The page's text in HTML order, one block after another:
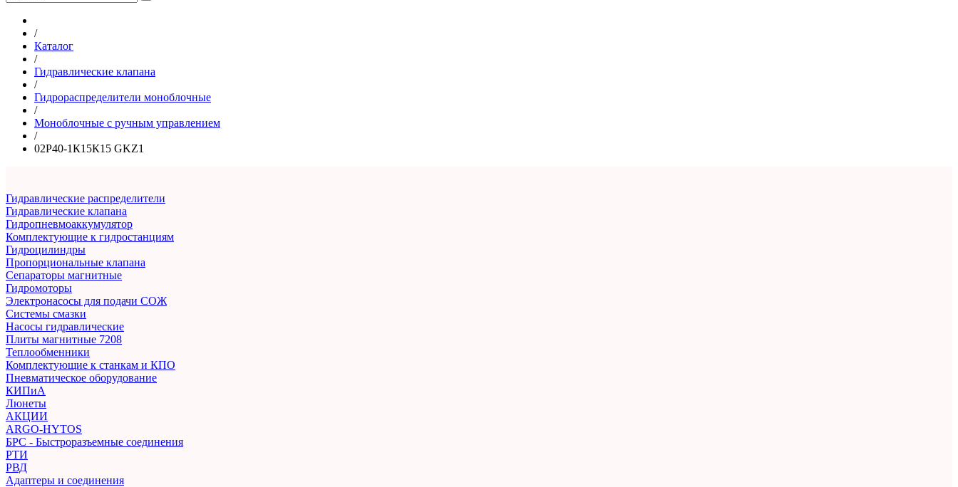
/
Каталог
/
Гидравлические клапана
/
Гидрораспределители моноблочные
/
Моноблочные с ручным управлением
/
02Р40-1К15К15 GKZ1
Гидравлические распределители
Гидравлические клапана
Гидропневмоаккумулятор
Комплектующие к гидростанциям
Гидроцилиндры
Пропорциональные клапана
Сепараторы магнитные
Гидромоторы
Электронасосы для подачи СОЖ
Системы смазки
Насосы гидравлические
Плиты магнитные 7208
Теплообменники
Комплектующие к станкам и КПО
Пневматическое оборудование
КИПиА
Люнеты
АКЦИИ
ARGO-HYTOS
БРС - Быстроразъемные соединения
РТИ
РВД
Адаптеры и соединения